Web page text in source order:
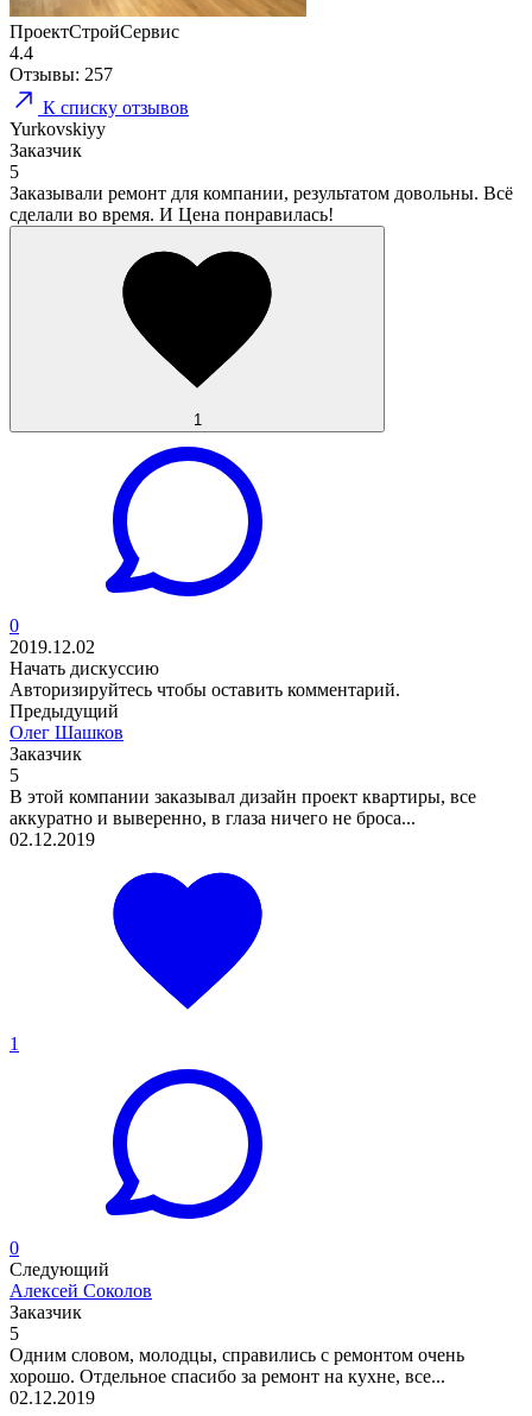
ПроектСтройСервис
4.4
Отзывы: 257
К списку отзывов
Yurkovskiyy
Заказчик
5
Заказывали ремонт для компании, результатом довольны. Всё
сделали во время. И Цена понравилась!
1
0
2019.12.02
Начать дискуссию
Авторизируйтесь чтобы оставить комментарий.
Предыдущий
Олег Шашков
Заказчик
5
В этой компании заказывал дизайн проект квартиры, все
аккуратно и выверенно, в глаза ничего не броса...
02.12.2019
1
0
Следующий
Алексей Соколов
Заказчик
5
Одним словом, молодцы, справились с ремонтом очень
хорошо. Отдельное спасибо за ремонт на кухне, все...
02.12.2019